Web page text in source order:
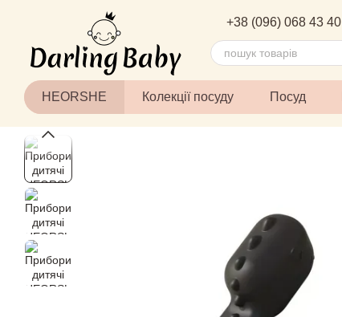
Перейти до основного контенту
+38 (096) 068 43 40
HEORSHE Колекції посуду Посуд